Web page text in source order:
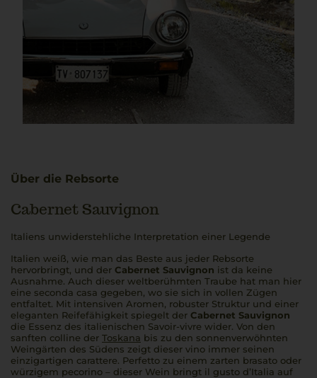
Über die Rebsorte
Cabernet Sauvignon
Italiens unwiderstehliche Interpretation einer Legende
Italien weiß, wie man das Beste aus jeder Rebsorte
hervorbringt, und der Cabernet Sauvignon ist da keine
Ausnahme. Auch dieser weltberühmten Traube hat man hier
eine seconda casa gegeben, wo sie sich in vollen Zügen
entfaltet. Mit intensiven Aromen, robuster Struktur und einer
eleganten Reifefähigkeit spiegelt der Cabernet Sauvignon
die Essenz des italienischen Savoir-vivre wider. Von den
sanften colline der Toskana bis zu den sonnenverwöhnten
Weingärten des Südens zeigt dieser vino immer seinen
einzigartigen carattere. Perfetto zu einem zarten brasato oder
würzigem pecorino – dieser Wein bringt il gusto d’Italia auf